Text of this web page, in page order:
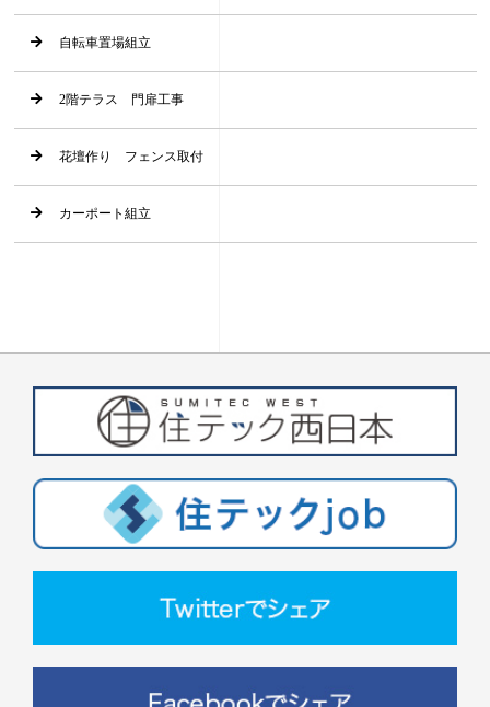
自転車置場組立
2階テラス 門扉工事
花壇作り フェンス取付
カーポート組立